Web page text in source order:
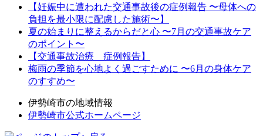
【妊娠中に遭われた交通事故後の症例報告 〜母体への
負担を最小限に配慮した施術〜】
夏の始まりに整えるからだと心 〜7月の交通事故ケア
のポイント〜
【交通事故治療 症例報告】
梅雨の季節を心地よく過ごすために 〜6月の身体ケア
のすすめ〜
伊勢崎市の地域情報
伊勢崎市公式ホームページ